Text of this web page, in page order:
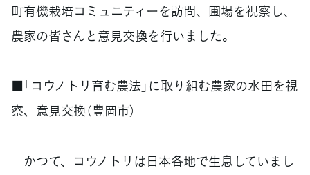
町有機栽培コミュニティーを訪問、圃場を視察し、
農家の皆さんと意見交換を行いました。
■「コウノトリ育む農法」に取り組む農家の水田を視
察、意見交換（豊岡市）
かつて、コウノトリは日本各地で生息していまし